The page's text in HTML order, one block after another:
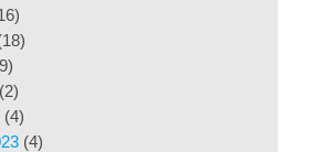
(2)
(4)
(4)